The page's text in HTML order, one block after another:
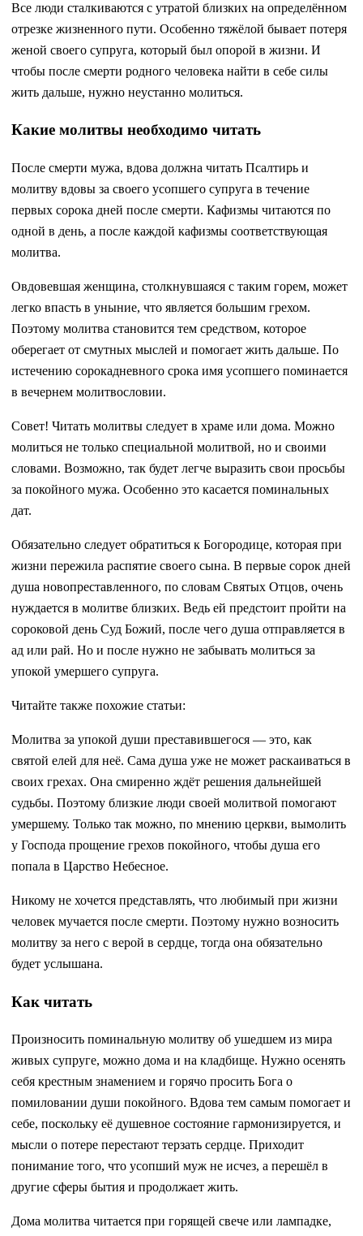
Все люди сталкиваются с утратой близких на определённом
отрезке жизненного пути. Особенно тяжёлой бывает потеря
женой своего супруга, который был опорой в жизни. И
чтобы после смерти родного человека найти в себе силы
жить дальше, нужно неустанно молиться.
Какие молитвы необходимо читать
После смерти мужа, вдова должна читать Псалтирь и
молитву вдовы за своего усопшего супруга в течение
первых сорока дней после смерти. Кафизмы читаются по
одной в день, а после каждой кафизмы соответствующая
молитва.
Овдовевшая женщина, столкнувшаяся с таким горем, может
легко впасть в уныние, что является большим грехом.
Поэтому молитва становится тем средством, которое
оберегает от смутных мыслей и помогает жить дальше. По
истечению сорокадневного срока имя усопшего поминается
в вечернем молитвословии.
Совет! Читать молитвы следует в храме или дома. Можно
молиться не только специальной молитвой, но и своими
словами. Возможно, так будет легче выразить свои просьбы
за покойного мужа. Особенно это касается поминальных
дат.
Обязательно следует обратиться к Богородице, которая при
жизни пережила распятие своего сына. В первые сорок дней
душа новопреставленного, по словам Святых Отцов, очень
нуждается в молитве близких. Ведь ей предстоит пройти на
сороковой день Суд Божий, после чего душа отправляется в
ад или рай. Но и после нужно не забывать молиться за
упокой умершего супруга.
Читайте также похожие статьи:
Молитва за упокой души преставившегося — это, как
святой елей для неё. Сама душа уже не может раскаиваться в
своих грехах. Она смиренно ждёт решения дальнейшей
судьбы. Поэтому близкие люди своей молитвой помогают
умершему. Только так можно, по мнению церкви, вымолить
у Господа прощение грехов покойного, чтобы душа его
попала в Царство Небесное.
Никому не хочется представлять, что любимый при жизни
человек мучается после смерти. Поэтому нужно возносить
молитву за него с верой в сердце, тогда она обязательно
будет услышана.
Как читать
Произносить поминальную молитву об ушедшем из мира
живых супруге, можно дома и на кладбище. Нужно осенять
себя крестным знамением и горячо просить Бога о
помиловании души покойного. Вдова тем самым помогает и
себе, поскольку её душевное состояние гармонизируется, и
мысли о потере перестают терзать сердце. Приходит
понимание того, что усопший муж не исчез, а перешёл в
другие сферы бытия и продолжает жить.
Дома молитва читается при горящей свече или лампадке,